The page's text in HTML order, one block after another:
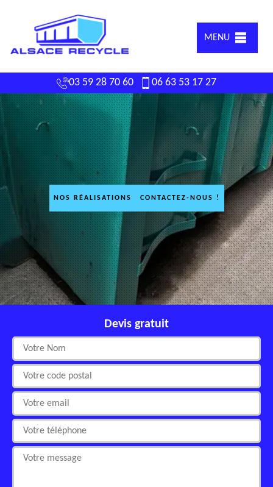
MENU
03 59 28 70 60 06 63 53 17 27
NOS RÉALISATIONS CONTACTEZ-NOUS !
Devis gratuit